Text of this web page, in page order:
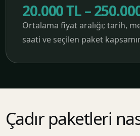
20.000 TL –
Ortalama fiyat aralığı; tarih,
saati ve seçilen paket
Çadır paketleri